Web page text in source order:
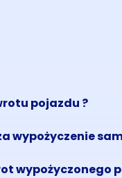
pojazdu ?
wypożyczenie
wypożyczonego